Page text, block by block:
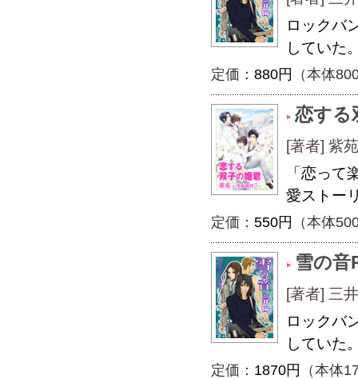
ロックバ
していた
定価： 880円 （本体
恋する
[著者] 紫苑
「恋っ
愛ストー
定価： 550円 （本体
雪の音
[著者] 三
ロックバ
していた
定価： 1870円 （本体